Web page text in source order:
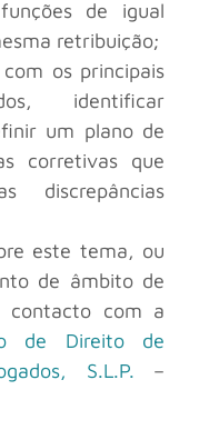
de igual
retribuição;
os principais
identificar
um plano de
corretivas que
discrepâncias
este tema, ou
de âmbito de
contacto com a
de Direito de
S.L.P. –